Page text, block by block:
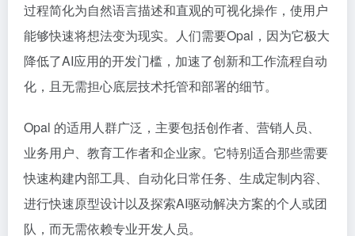
过程简化为自然语言描述和直观的可视化操作，使用户
能够快速将想法变为现实。人们需要Opal，因为它极大
降低了AI应用的开发门槛，加速了创新和工作流程自动
化，且无需担心底层技术托管和部署的细节。
Opal 的适用人群广泛，主要包括创作者、营销人员、
业务用户、教育工作者和企业家。它特别适合那些需要
快速构建内部工具、自动化日常任务、生成定制内容、
进行快速原型设计以及探索AI驱动解决方案的个人或团
队，而无需依赖专业开发人员。